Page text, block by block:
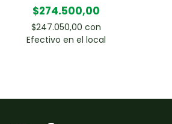
$274.500,00
$247.050,00 con
Efectivo en el local